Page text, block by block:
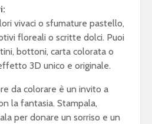
vivaci o sfumature pastello,
floreali o scritte dolci. Puoi
bottoni, carta colorata o
3D unico e originale.
da colorare è un invito a
la fantasia. Stampala,
per donare un sorriso e un